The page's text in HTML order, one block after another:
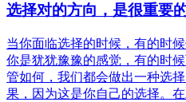
选择对的方向，是很重要
当你面临选择的时候，有的时
你是犹犹豫豫的感觉，有的时
管如何，我们都会做出一种选
果，因为这是你自己的选择。